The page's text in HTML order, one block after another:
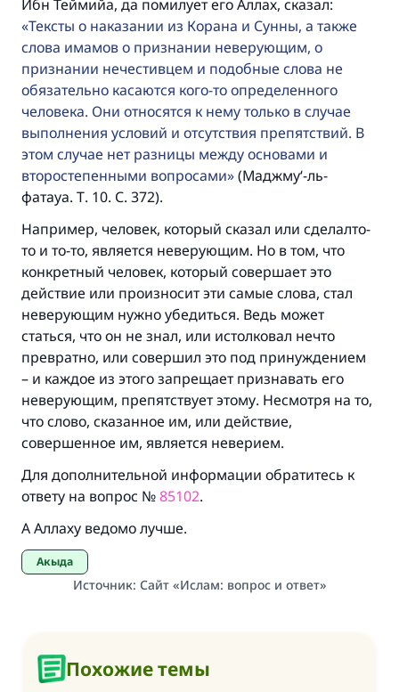
Ибн Теймийа, да помилует его Аллах, сказал:
Тексты о наказании из Корана и Сунны, а также
слова имамов о признании неверующим, о
признании нечестивцем и подобные слова не
обязательно касаются кого-то определенного
человека. Они относятся к нему только в случае
выполнения условий и отсутствия препятствий. В
этом случае нет разницы между основами и
второстепенными вопросами (Маджму‘-ль-
фатауа. Т. 10. С. 372).
Например, человек, который сказал или сделалто-
то и то-то, является неверующим. Но в том, что
конкретный человек, который совершает это
действие или произносит эти самые слова, стал
неверующим нужно убедиться. Ведь может
статься, что он не знал, или истолковал нечто
превратно, или совершил это под принуждением
– и каждое из этого запрещает признавать его
неверующим, препятствует этому. Несмотря на то,
что слово, сказанное им, или действие,
совершенное им, является неверием.
Для дополнительной информации обратитесь к
ответу на вопрос №85102.
А Аллаху ведомо лучше.
Акыда
Источник: Сайт «Ислам: вопрос и ответ»
Похожие темы